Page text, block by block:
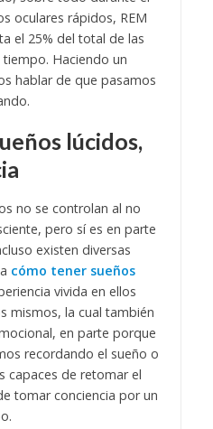
oculares rápidos, REM
el 25% del total de las
Haciendo un
hablar de que pasamos
lúcidos,
no se controlan al no
pero sí es en parte
existen diversas
cómo tener sueños
vivida en ellos
mismos, la cual también
en parte porque
recordando el sueño o
capaces de retomar el
tomar conciencia por un